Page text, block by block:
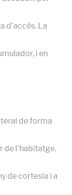
d’accés. La
i en
de forma
de l’habitatge.
de cortesia i a